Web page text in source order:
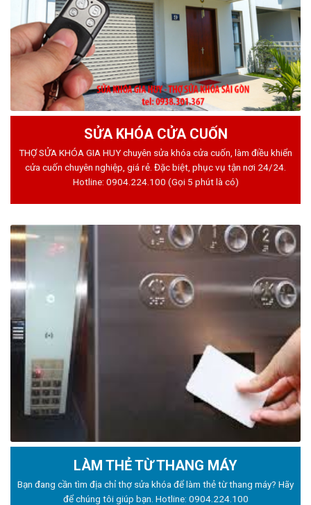
SỬA KHÓA CỬA CUỐN
THỢ SỬA KHÓA GIA HUY chuyên sửa khóa cửa cuốn, làm điều khiển
cửa cuốn chuyên nghiệp, giá rẻ. Đặc biệt, phục vụ tận nơi 24/24.
Hotline: 0904.224.100 (Gọi 5 phút là có)
LÀM THẺ TỪ THANG MÁY
Bạn đang cần tìm địa chỉ thợ sửa khóa để làm thẻ từ thang máy? Hãy
để chúng tôi giúp bạn. Hotline: 0904.224.100